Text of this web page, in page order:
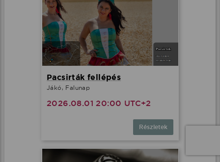
Pacsirták fellépés
Jákó, Falunap
2026.08.01 20:00 UTC+2
Részletek